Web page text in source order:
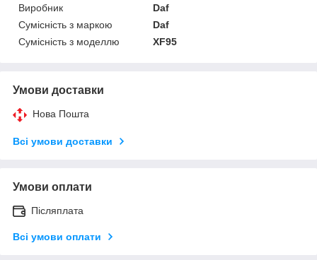
Виробник
Daf
Сумісність з маркою
Daf
Сумісність з моделлю
XF95
Умови доставки
Нова Пошта
Всі умови доставки
Умови оплати
Післяплата
Всі умови оплати